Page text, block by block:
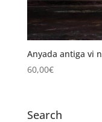
Anyada antiga vi
60,00€
Search